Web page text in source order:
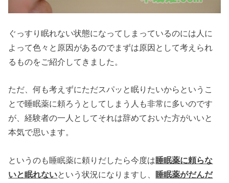
ぐっすり眠れない状態になってしまっているのには人に
よって色々と原因があるのでまずは原因として考えられ
るものをご紹介してきました。
ただ、何も考えずにただスパッと眠りたいからというこ
とで睡眠薬に頼ろうとしてしまう人も非常に多いのです
が、経験者の一人としてそれは辞めておいた方がいいと
本気で思います。
というのも睡眠薬に頼りだしたら今度は睡眠薬に頼らな
いと眠れないという状況になりますし、 睡眠薬がだんだ